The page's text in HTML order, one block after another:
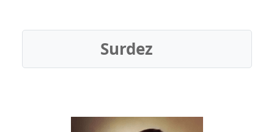
Surdez